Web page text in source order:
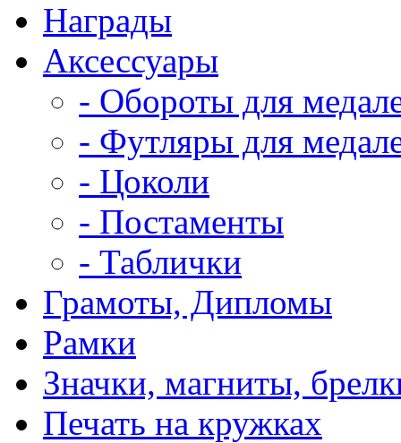
Награды
Аксессуары
- Обороты для
- Футляры для
- Цоколи
- Постаменты
- Таблички
Грамоты, Дипломы
Рамки
Значки, магниты,
Печать на кружках